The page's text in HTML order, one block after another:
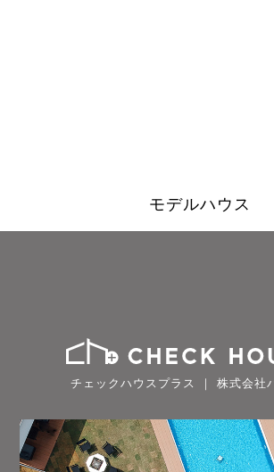
モデルハウス
チェックハウスプラス ｜ 株式会社